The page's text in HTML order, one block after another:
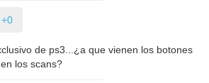
+0
de ps3...¿a que vienen los botones
los scans?